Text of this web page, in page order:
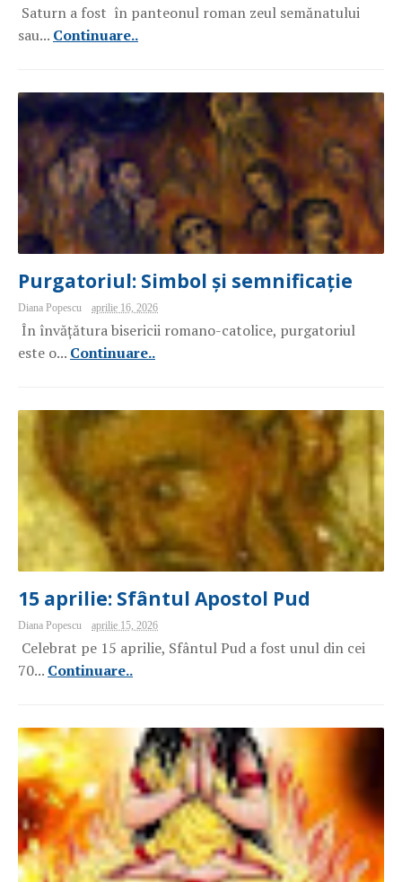
Saturn a fost în panteonul roman zeul semănatului
sau... Continuare..
Purgatoriul: Simbol și semnificație
Diana Popescu aprilie 16, 2026
În învățătura bisericii romano-catolice, purgatoriul
este o... Continuare..
15 aprilie: Sfântul Apostol Pud
Diana Popescu aprilie 15, 2026
Celebrat pe 15 aprilie, Sfântul Pud a fost unul din cei
70... Continuare..